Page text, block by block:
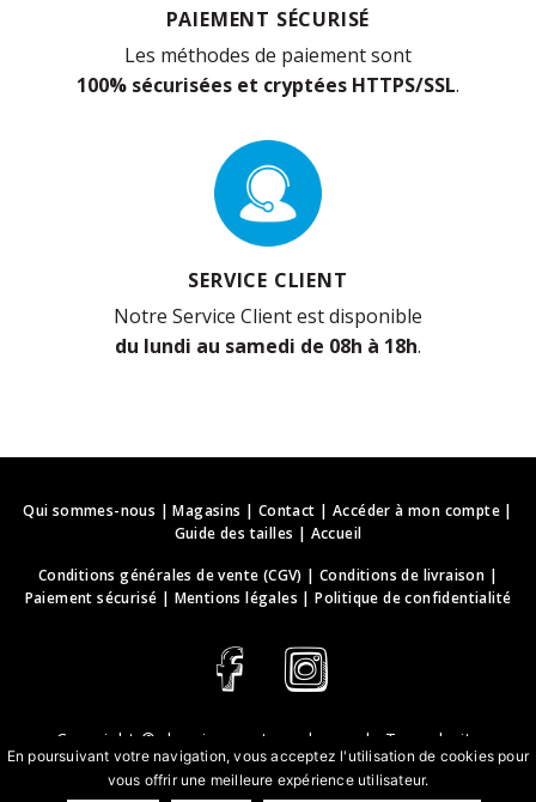
PAIEMENT SÉCURISÉ
Les méthodes de paiement sont
100% sécurisées et cryptées HTTPS/SSL.
SERVICE CLIENT
Notre Service Client est disponible
du lundi au samedi de 08h à 18h.
Qui sommes-nous |Magasins | Contact | Accéder à mon compte|
Guide des tailles | Accueil
Conditions générales de vente (CGV) |Conditions de livraison |
Paiement sécurisé | Mentions légales |Politique de confidentialité
Copyright © deguisements-cadeaux.ch
. Tous droits
réservés.
En poursuivant votre navigation, vous acceptez l'utilisation de cookies pour
vous offrir une meilleure expérience utilisateur.